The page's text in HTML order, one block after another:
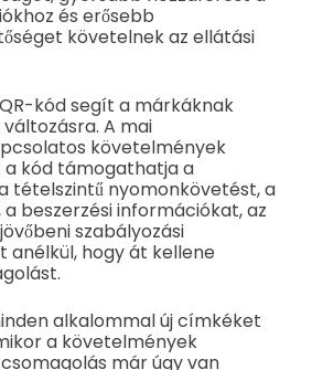
és erősebb
követelnek az ellátási
QR-kód segít a márkáknak
A mai
követelmények
a kód támogathatja a
tételszintű nyomonkövetést, a
beszerzési információkat, az
szabályozási
anélkül, hogy át kellene
alkalommal új címkéket
a követelmények
már úgy van